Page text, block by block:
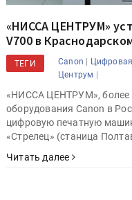
«НИССА ЦЕНТРУМ»
V700 в
ТЕГИ Canon |
Центрум |
«НИССА ЦЕНТРУМ», более
оборудования Canon в
цифровую печатную
«Стрелец» (станица
Читать далее